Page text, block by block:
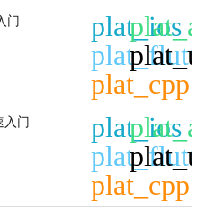
门 plat_ios
plat_cpp
入门 plat_ios
plat_cpp